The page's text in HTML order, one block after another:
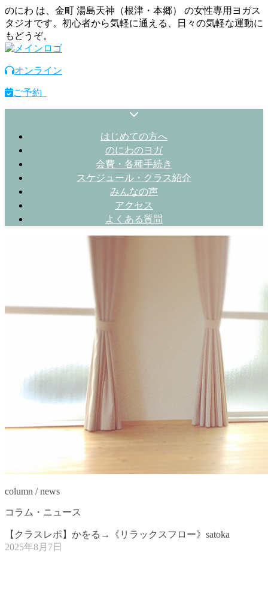
のにわ は、金町 湯島天神（根津・本郷） の女性専用ヨガス
タジオです。初心者から気軽に通える、日々の気軽な運動に
もどうぞ。
オンライン
ご予約
はじめての方へ
のにわのヨガ
会費・各種手続き
スケジュール・クラス紹介
みんなの声
アクセス
よくある質問
column / news
コラム・ニュース
【クラスレポ】かをる→《リラックスフロー》satoka
2025年8月7日